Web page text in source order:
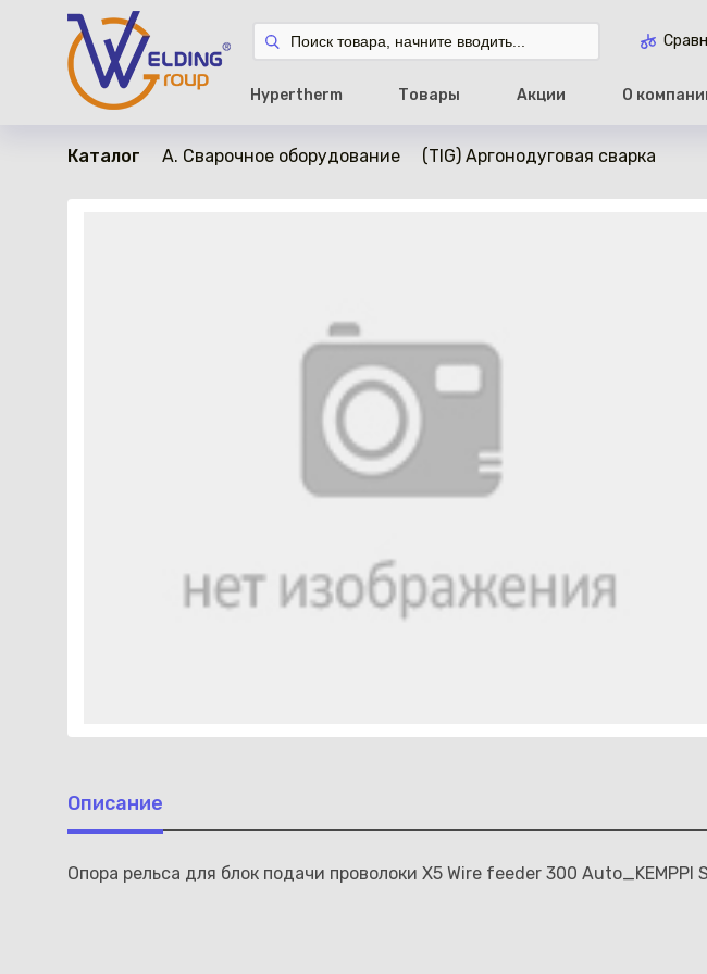
Hypertherm Товары Акции О
Каталог A. Сварочное оборудование (TIG) Аргонодуговая сварка
в наличии
Описание
Опора рельса для блок подачи проволоки X5 Wire feeder 300 Auto_KEMPPI